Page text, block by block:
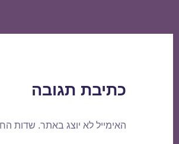
כתיבת תגובה
האימייל לא יוצג באתר. שדות